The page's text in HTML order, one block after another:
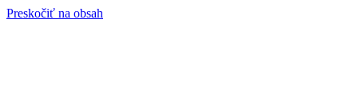
Preskočiť na obsah